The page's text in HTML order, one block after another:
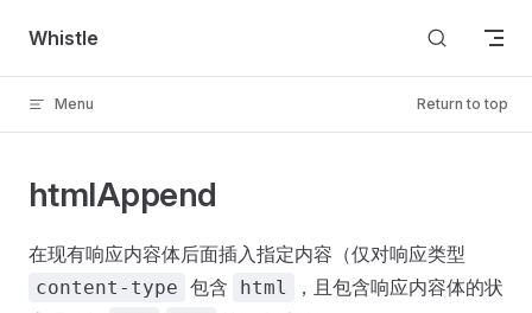
Skip to content
Whistle
Menu Return to top
htmlAppend
在现有响应内容体后面插入指定内容（仅对响应类型
content-type 包含 html
，且包含响应内容体的状